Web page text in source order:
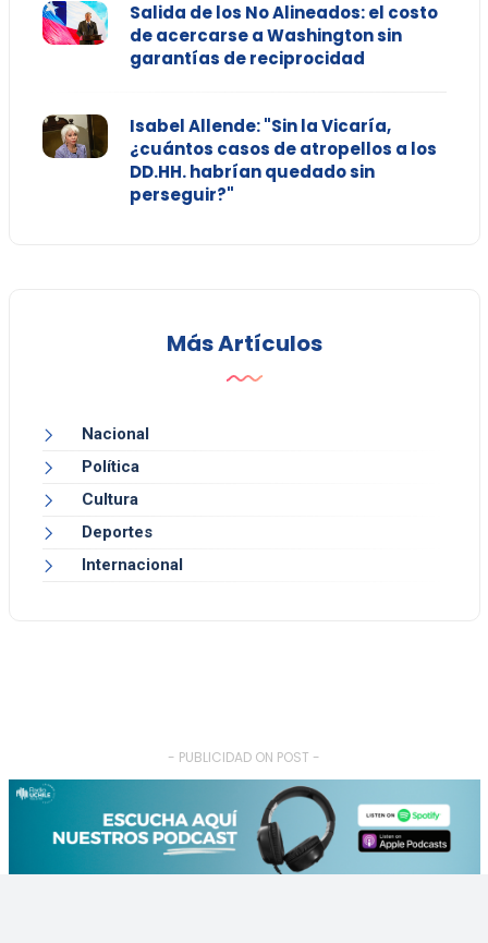
Salida de los No Alineados: el costo
de acercarse a Washington sin
garantías de reciprocidad
Isabel Allende: "Sin la Vicaría,
¿cuántos casos de atropellos a los
DD.HH. habrían quedado sin
perseguir?"
Más Artículos
Nacional
Política
Cultura
Deportes
Internacional
- PUBLICIDAD ON POST -